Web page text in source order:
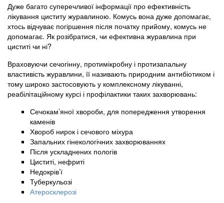
Дуже багато суперечливої інформації про ефективність
лікування циститу журавлиною. Комусь вона дуже допомагає,
хтось відчуває погіршення після початку прийому, комусь не
допомагає. Як розібратися, чи ефективна журавлина при
циститі чи ні?
Враховуючи сечогінну, протимікробну і протизапальну
властивість журавлини, її називають природним антибіотиком і
тому широко застосовують у комплексному лікуванні,
реабілітаційному курсі і профілактики таких захворювань:
Сечокам’яної хвороби, для попередження утворення
каменів
Хвороб нирок і сечового міхура
Запальних гінекологічних захворюваннях
Після ускладнених пологів
Циститі, нефриті
Недокрів’ї
Туберкульозі
Атеросклерозі